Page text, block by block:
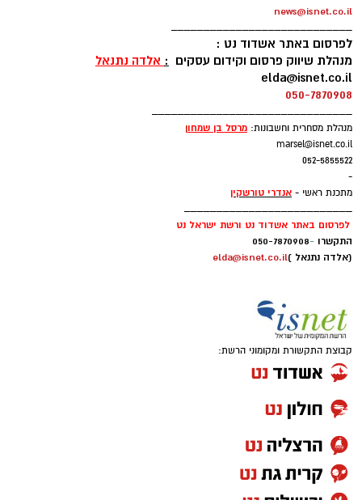
news@isnet.co.il
____________________________
לפרסום באתר אשדוד נט :
מנהלת שיווק פרסום וקידום עסקים : אלדה נתנאל
elda@isnet.co.il
050-7870908
_______________________________
מנהלת מסחרית וחשבונות: מרסל בן שמחון
marsel@isnet.co.il
052-5855522
-
מתכנת ראשי - אנדרי טורשקין
__________________________
לפרסום באתר אשדוד נט ורשת ישראל נט
התקשרו -
050-7870908
(אלדה נתנאל )elda@isnet.co.il
קבוצת התקשורת ומקומוני הרשת: